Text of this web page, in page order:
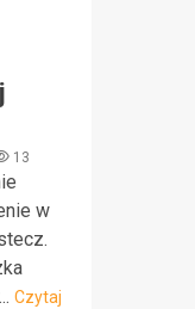
13
w
Czytaj